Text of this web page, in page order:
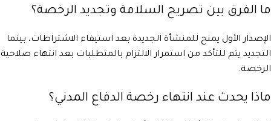
ما الفرق بين تصريح السلامة وتجديد الرخصة؟
الإصدار الأول يمنح للمنشأة الجديدة بعد استيفاء الاشتراطات، بينما
التجديد يتم للتأكد من استمرار الالتزام بالمتطلبات بعد انتهاء صلاحية
الرخصة.
ماذا يحدث عند انتهاء رخصة الدفاع المدني؟